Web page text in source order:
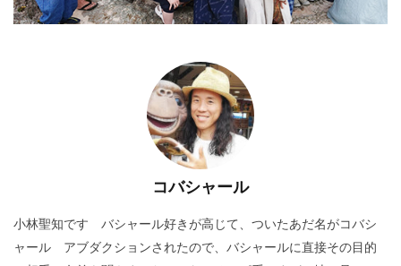
コバシャール
小林聖知です バシャール好きが高じて、ついたあだ名がコバシ
ャール アブダクションされたので、バシャールに直接その目的